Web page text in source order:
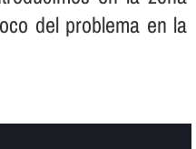
del problema en la